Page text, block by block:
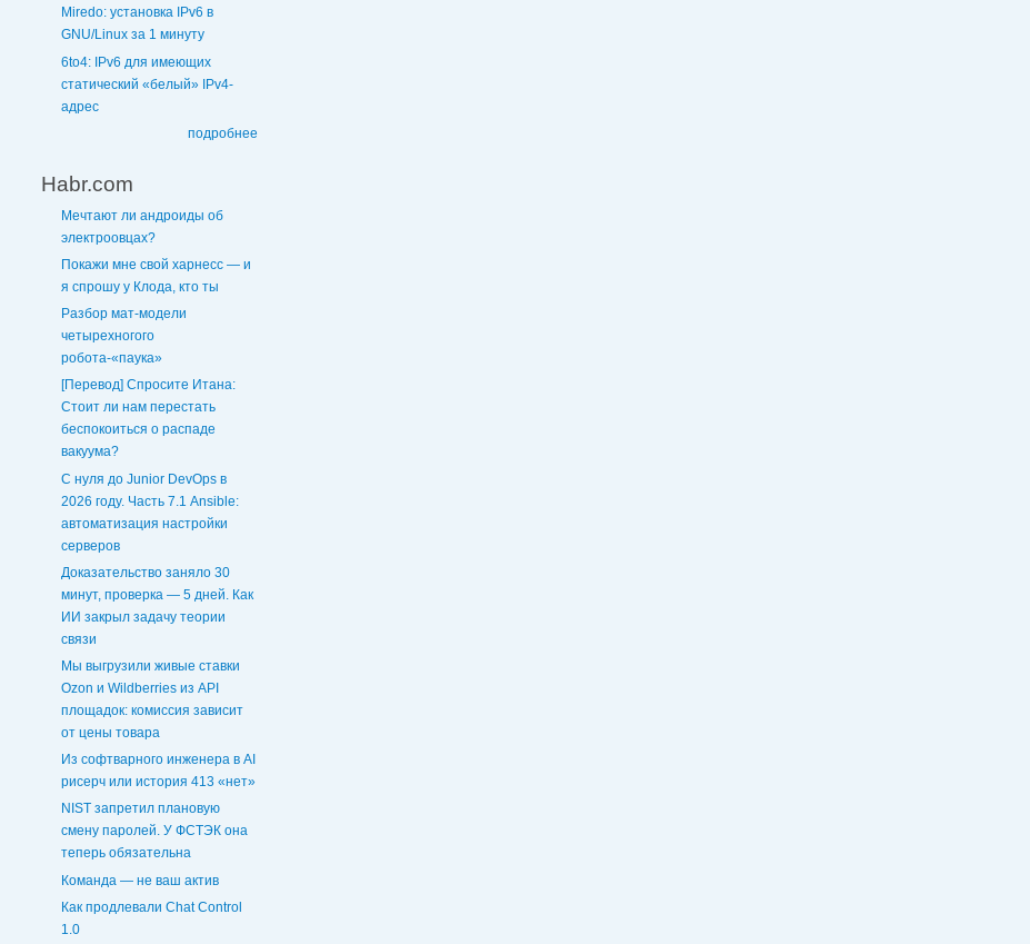
Miredo: установка IPv6 в
GNU/Linux за 1 минуту
6to4: IPv6 для имеющих
статический «белый» IPv4-
адрес
подробнее
Habr.com
Мечтают ли андроиды об
электроовцах?
Покажи мне свой харнесс — и
я спрошу у Клода, кто ты
Разбор мат-модели
четырехногого
робота-«паука»
[Перевод] Спросите Итана:
Стоит ли нам перестать
беспокоиться о распаде
вакуума?
С нуля до Junior DevOps в
2026 году. Часть 7.1 Ansible:
автоматизация настройки
серверов
Доказательство заняло 30
минут, проверка — 5 дней. Как
ИИ закрыл задачу теории
связи
Мы выгрузили живые ставки
Ozon и Wildberries из API
площадок: комиссия зависит
от цены товара
Из софтварного инженера в AI
рисерч или история 413 «нет»
NIST запретил плановую
смену паролей. У ФСТЭК она
теперь обязательна
Команда — не ваш актив
Как продлевали Chat Control
1.0